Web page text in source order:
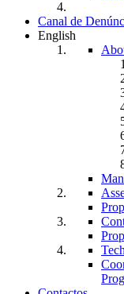
Canal de
English